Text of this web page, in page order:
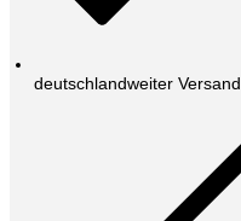
deutschlandweiter Versand